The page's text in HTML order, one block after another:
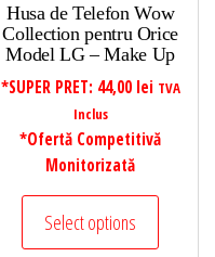
Husa de Telefon Wow
Collection pentru Orice
Model LG – Make Up
*SUPER PRET: 44,00 lei TVA
Inclus
*Ofertă Competitivă
Monitorizată
Select options